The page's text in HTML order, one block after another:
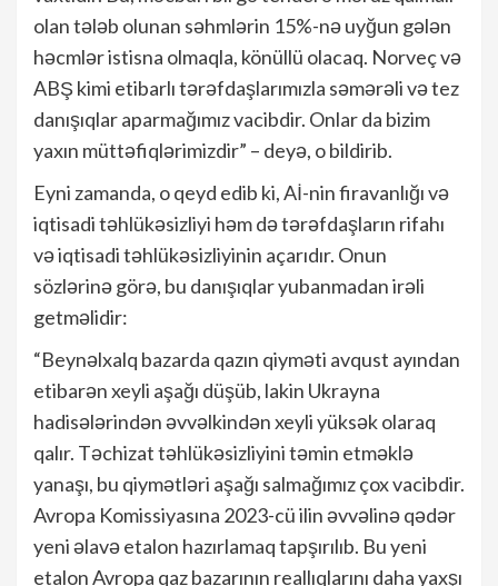
olan tələb olunan səhmlərin 15%-nə uyğun gələn
həcmlər istisna olmaqla, könüllü olacaq. Norveç və
ABŞ kimi etibarlı tərəfdaşlarımızla səmərəli və tez
danışıqlar aparmağımız vacibdir. Onlar da bizim
yaxın müttəfiqlərimizdir” – deyə, o bildirib.
Eyni zamanda, o qeyd edib ki, Aİ-nin firavanlığı və
iqtisadi təhlükəsizliyi həm də tərəfdaşların rifahı
və iqtisadi təhlükəsizliyinin açarıdır. Onun
sözlərinə görə, bu danışıqlar yubanmadan irəli
getməlidir:
“Beynəlxalq bazarda qazın qiyməti avqust ayından
etibarən xeyli aşağı düşüb, lakin Ukrayna
hadisələrindən əvvəlkindən xeyli yüksək olaraq
qalır. Təchizat təhlükəsizliyini təmin etməklə
yanaşı, bu qiymətləri aşağı salmağımız çox vacibdir.
Avropa Komissiyasına 2023-cü ilin əvvəlinə qədər
yeni əlavə etalon hazırlamaq tapşırılıb. Bu yeni
etalon Avropa qaz bazarının reallıqlarını daha yaxşı